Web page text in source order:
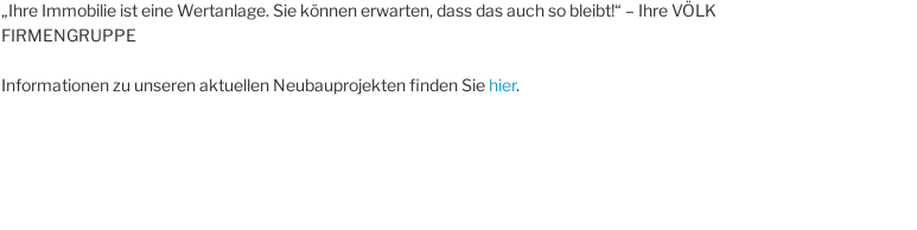
„Ihre Immobilie ist eine Wertanlage. Sie können erwarten, dass das auch so bleibt!“ – Ihre VÖLK
FIRMENGRUPPE
Informationen zu unseren aktuellen Neubauprojekten finden Sie hier.